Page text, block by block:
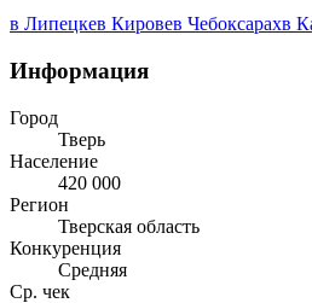
в Липецкев Кировев Чебоксарахв
Информация
Город
Тверь
Население
420 000
Регион
Тверская область
Конкуренция
Средняя
Ср. чек